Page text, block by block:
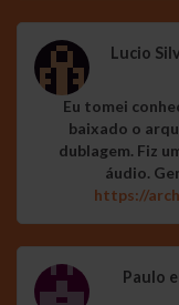
Lucio
Eu tomei
baixado o
dublagem. Fiz
áudio.
https://
Paulo